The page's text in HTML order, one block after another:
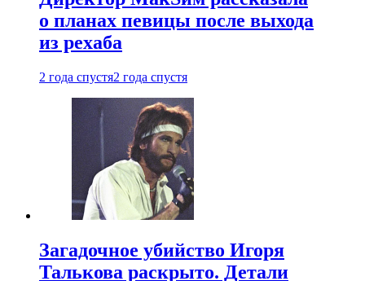
о планах певицы после выхода
из рехаба
2 года спустя2 года спустя
Загадочное убийство Игоря
Талькова раскрыто. Детали